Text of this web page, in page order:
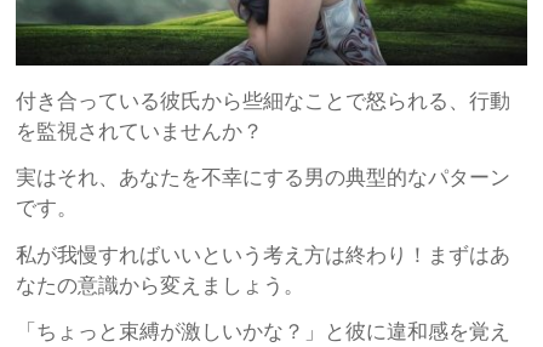
付き合っている彼氏から些細なことで怒られる、行動
を監視されていませんか？
実はそれ、あなたを不幸にする男の典型的なパターン
です。
私が我慢すればいいという考え方は終わり！まずはあ
なたの意識から変えましょう。
「ちょっと束縛が激しいかな？」と彼に違和感を覚え